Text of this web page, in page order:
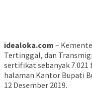
idealoka.com –
Tertinggal, dan
sertifikat sebanyak
halaman Kantor Bupati
12 Desember 2019.